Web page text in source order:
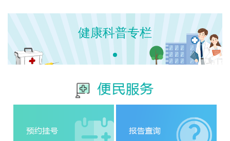
健康科普专栏